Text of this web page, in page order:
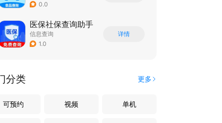
0.0
医保社保查询助手
信息查询
1.0
详情
分类 更多
可预约 视频 单机